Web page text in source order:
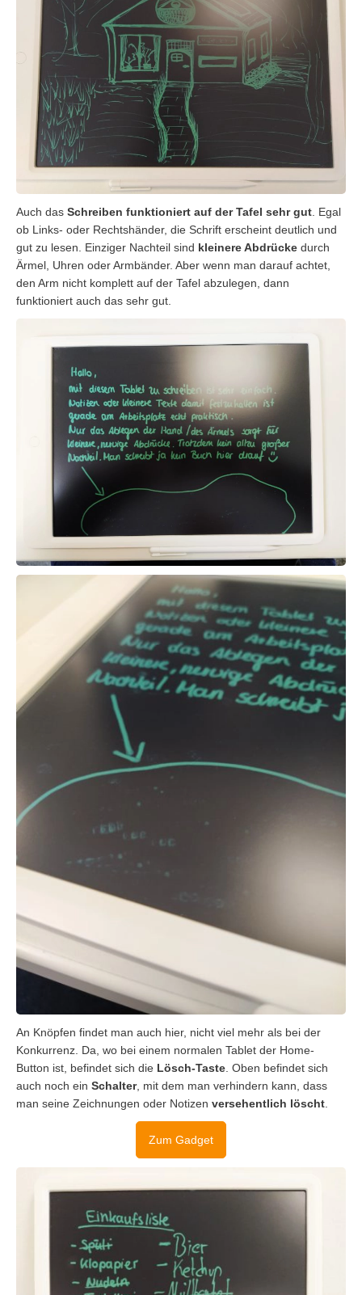
Auch das Schreiben funktioniert auf der Tafel sehr gut . Egal
ob Links- oder Rechtshänder, die Schrift erscheint deutlich und
gut zu lesen. Einziger Nachteil sind kleinere Abdrücke durch
Ärmel, Uhren oder Armbänder. Aber wenn man darauf achtet,
den Arm nicht komplett auf der Tafel abzulegen, dann
funktioniert auch das sehr gut.
An Knöpfen findet man auch hier, nicht viel mehr als bei der
Konkurrenz. Da, wo bei einem normalen Tablet der Home-
Button ist, befindet sich die Lösch-Taste. Oben befindet sich
auch noch ein Schalter, mit dem man verhindern kann, dass
man seine Zeichnungen oder Notizen versehentlich löscht.
Zum Gadget